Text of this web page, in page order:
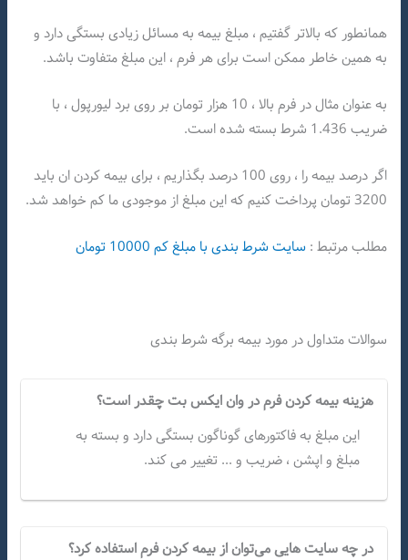
همانطور که بالاتر گفتیم ، مبلغ بیمه به مسائل زیادی بستگی دارد و
به همین خاطر ممکن است برای هر فرم ، این مبلغ متفاوت باشد.
به عنوان مثال در فرم بالا ، 10 هزار تومان بر روی برد لیورپول ، با
ضریب 1.436 شرط بسته شده است.
اگر درصد بیمه را ، روی 100 درصد بگذاریم ، برای بیمه کردن ان باید
3200 تومان پرداخت کنیم که این مبلغ از موجودی ما کم خواهد شد.
مطلب مرتبط : سایت شرط بندی با مبلغ کم 10000 تومان
سوالات متداول در مورد بیمه برگه شرط بندی
هزینه بیمه کردن فرم در وان ایکس بت چقدر است؟
این مبلغ به فاکتورهای گوناگون بستگی دارد و بسته به
مبلغ و اپشن ، ضریب و ... تغییر می کند.
در چه سایت هایی می‌توان از بیمه کردن فرم استفاده کرد؟